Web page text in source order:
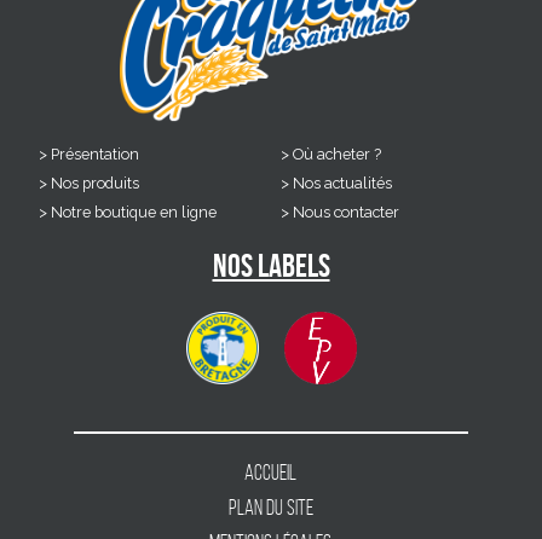
Présentation
Nos produits
Notre boutique en ligne
Où acheter ?
Nos actualités
Nous contacter
Nos labels
Accueil
Plan du site